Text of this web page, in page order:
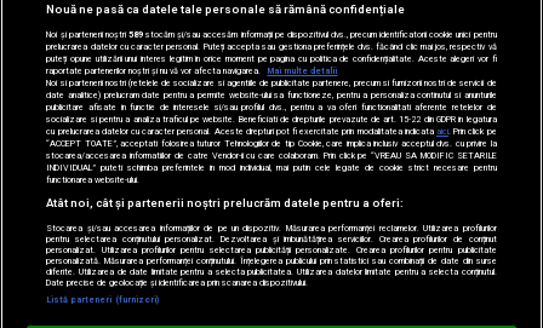
drepturile rezervate.
Nouă ne pasă ca datele tale personale să rămână confidențiale
Noi și partenerii noștri589stocăm și/sau accesăm informații pe dispozitivul dvs., precum identificatorii cookie unici pentru
prelucrarea datelor cu caracter personal. Puteți accepta sau gestiona preferințele dvs. făcând clic mai jos, respectiv vă
puteți opune utilizării unui interes legitim în orice moment pe pagina cu politica de confidențialitate. Aceste alegeri vor fi
raportate partenerilor noștri și nu vă vor afecta navigarea.
Mai multe detalii
Noi si partenerii nostri (retelele de socializare si agentiile de publicitate partenere, precum si furnizorii nostri de servicii de
date analitice) prelucram date pentru a permite website-ului sa functioneze, pentru a personaliza continutul si anunturile
publicitare afisate in functie de interesele si/sau profilul dvs., pentru a va oferi functionalitati aferente retelelor de
socializare si pentru a analiza traficul pe website. Beneficiati de drepturile prevazute de art. 15-22 din GDPR in legatura
cu prelucrarea datelor cu caracter personal. Aceste drepturi pot fi exercitate prin modalitatea indicataaici . Prin click pe
“ACCEPT TOATE”, acceptati folosirea tuturor Tehnologiilor de tip Cookie, care implica inclusiv acceptul dvs. cu privire la
stocarea/accesarea informatiilor de catre Vendor-ii cu care colaboram. Prin click pe “VREAU SA MODIFIC SETARILE
INDIVIDUAL” puteti schimba preferintele in mod individual, mai putin cele legate de cookie strict necesare pentru
functionarea website-ului.
Atât noi, cât și partenerii noștri prelucrăm datele pentru a oferi:
Stocarea și/sau accesarea informațiilor de pe un dispozitiv. Măsurarea performanței reclamelor. Utilizarea profilurilor
pentru selectarea conținutului personalizat. Dezvoltarea și îmbunătățirea serviciilor. Crearea profilurilor de conținut
personalizat. Utilizarea profilurilor pentru selectarea publicității personalizate. Crearea profilurilor pentru publicitate
personalizată. Măsurarea performanței conținutului. Înțelegerea publicului prin statistici sau combinații de date din surse
diferite. Utilizarea de date limitate pentru a selecta publicitatea. Utilizarea datelor limitate pentru a selecta conținutul.
Date precise de geolocație și identificarea prin scanarea dispozitivului.
Listă parteneri (furnizori)